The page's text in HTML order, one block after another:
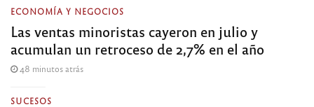
ECONOMÍA Y NEGOCIOS
Las ventas minoristas cayeron en julio y
acumulan un retroceso de 2,7% en el año
48 minutos atrás
SUCESOS